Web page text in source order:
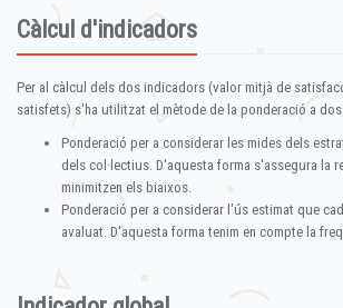
Càlcul d'indicadors
Per al càlcul dels dos indicadors (valor mitjà de
satisfets) s'ha utilitzat el mètode de la ponderació a
Ponderació per a considerar les mides dels
dels col·lectius. D'aquesta forma s'assegura la
minimitzen els biaixos.
Ponderació per a considerar l'ús estimat que
avaluat. D'aquesta forma tenim en compte la